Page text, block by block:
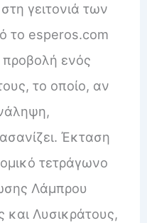
γειτονιά των
το esperos.com
ενός
το οποίο, αν
Έκταση
τετράγωνο
Λάμπρου
Λυσικράτους,